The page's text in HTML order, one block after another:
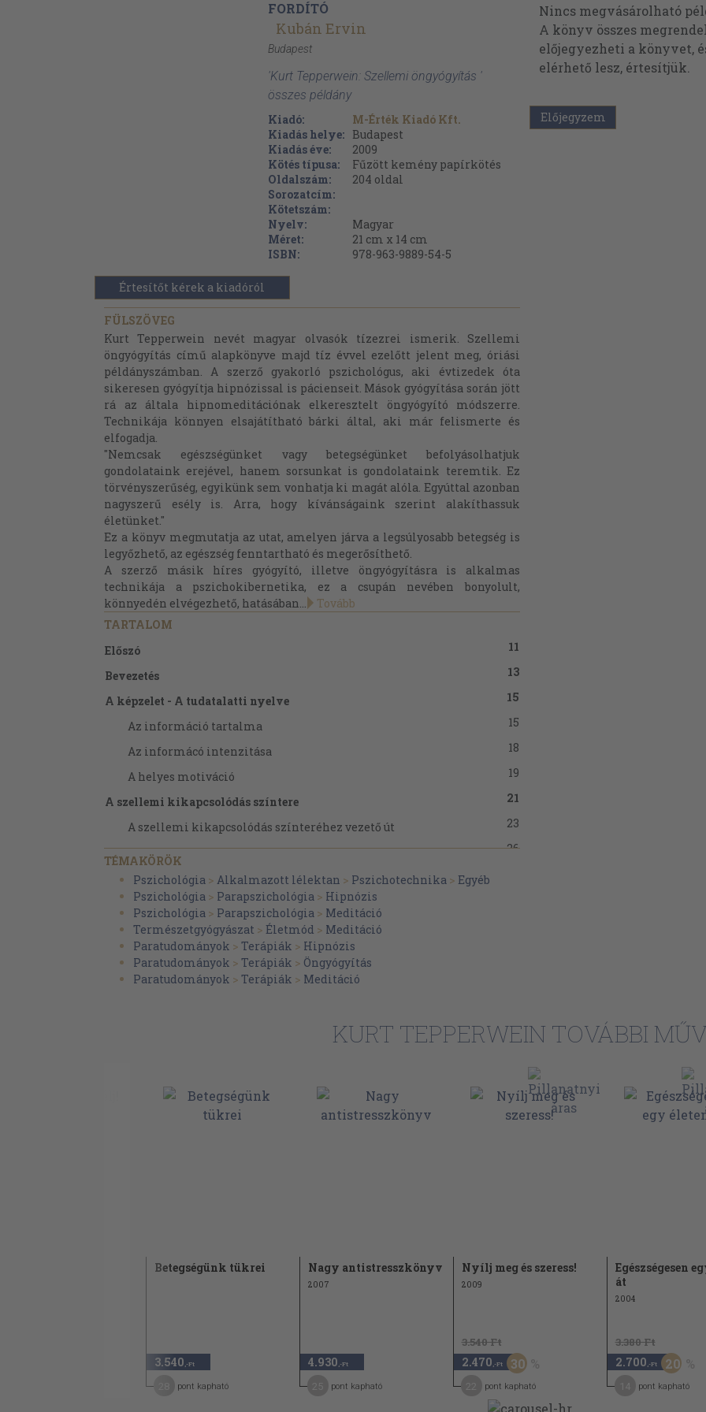
FORDÍTÓ
Kubán Ervin
Budapest
'Kurt Tepperwein: Szellemi öngyógyítás '
összes példány
Kiadó:
M-Érték Kiadó Kft.
Kiadás helye: Budapest
Kiadás éve:
2009
Kötés típusa:
Fűzött kemény papírkötés
Oldalszám:
204 oldal
Sorozatcím:
Kötetszám:
Nyelv:
Magyar
Méret:
21 cm x 14 cm
ISBN:
978-963-9889-54-5
Értesítőt kérek a kiadóról
FÜLSZÖVEG
Kurt Tepperwein nevét magyar olvasók tízezrei ismerik. Szellemi
öngyógyítás című alapkönyve majd tíz évvel ezelőtt jelent meg, óriási
példányszámban. A szerző gyakorló pszichológus, aki évtizedek óta
sikeresen gyógyítja hipnózissal is pácienseit. Mások gyógyítása során jött
rá az általa hipnomeditációnak elkeresztelt öngyógyító módszerre.
Technikája könnyen elsajátítható bárki által, aki már felismerte és
elfogadja.
"Nemcsak egészségünket vagy betegségünket befolyásolhatjuk
gondolataink erejével, hanem sorsunkat is gondolataink teremtik. Ez
törvényszerűség, egyikünk sem vonhatja ki magát alóla. Egyúttal azonban
nagyszerű esély is. Arra, hogy kívánságaink szerint alakíthassuk
életünket."
Ez a könyv megmutatja az utat, amelyen járva a legsúlyosabb betegség is
legyőzhető, az egészség fenntartható és megerősíthető.
A szerző másik híres gyógyító, illetve öngyógyításra is alkalmas
technikája a pszichokibernetika, ez a csupán nevében bonyolult,
könnyedén elvégezhető, hatásában...
Tovább
TARTALOM
Előszó
11
Bevezetés
13
A képzelet - A tudatalatti nyelve
15
Az információ tartalma
15
Az informácó intenzitása
18
A helyes motiváció
19
A szellemi kikapcsolódás színtere
21
A szellemi kikapcsolódás színteréhez vezető út
23
A folyamat
26
Az első érzelem-bevésés
A rövid technika
Pszichokibernetika
A "képzelt" betegség
A placebohatás és a "kiváltó" ok
41
Így szabadulok meg minden betegségtől
45
Hogyan lehet lefogyni a pszichokibernetika
segítségével
A stresszellenes tréning
93
97
TÉMAKÖRÖK
Pszichológia > Alkalmazott lélektan > Pszichotechnika > Egyéb
Pszichológia > Parapszichológia > Hipnózis
Pszichológia > Parapszichológia > Meditáció
Természetgyógyászat > Életmód > Meditáció
Paratudományok > Terápiák > Hipnózis
Paratudományok > Terápiák > Öngyógyítás
Paratudományok > Terápiák > Meditáció
Nincs megvásárolható
A könyv összes
előjegyezheti a könyvet,
elérhető lesz, értesítjük.
Előjegyzem
KURT TEPPERWEIN TOVÁBBI
Betegségünk tükrei
3.540 ,-Ft
pont kapható
Nagy antistresszkönyv
2007
4.930 ,-Ft
pont kapható
Nyílj meg és szeress!
2009
3.540 Ft
2.470 ,-Ft 30
pont kapható
Egészségesen
át
2004
3.380 Ft
2.700 ,-Ft 20
pont kapható